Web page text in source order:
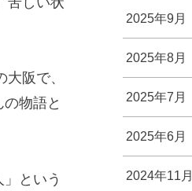
阪で、
物語と
という
2025年9月
2025年8月
2025年7月
2025年6月
2024年11月